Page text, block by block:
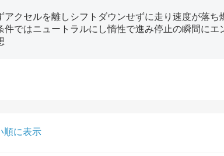
アクセルを離しシフトダウンせずに走り速度が落
件ではニュートラルにし惰性で進み停止の瞬間
順に表示